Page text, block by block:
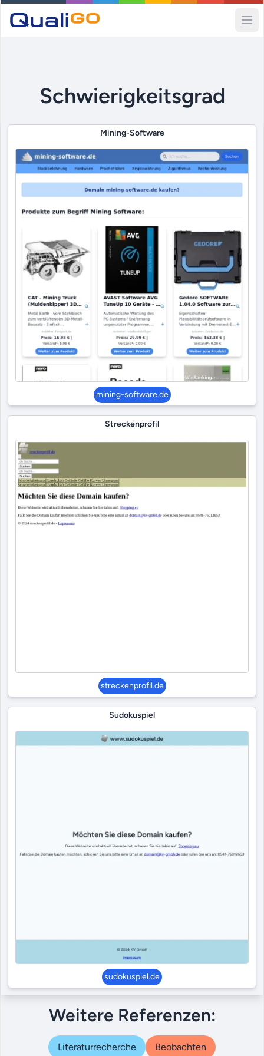
Schwierigkeitsgrad
Mining-Software
mining-software.de
Streckenprofil
streckenprofil.de
Sudokuspiel
sudokuspiel.de
Weitere Referenzen:
Literaturrecherche Beobachten